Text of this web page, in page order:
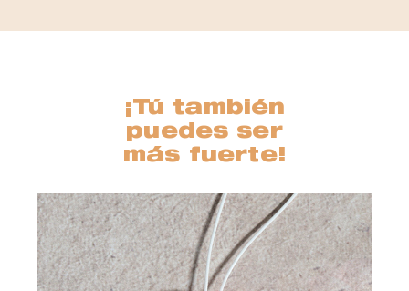
¡Tú también
puedes ser
más fuerte!